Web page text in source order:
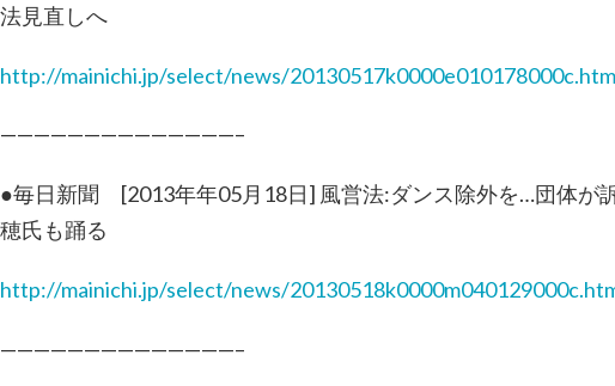
法見直しへ
http://mainichi.jp/select/news/
——————————————–
●毎日新聞 [2013年年05月18日] 風営法:ダンス除外を…団体
穂氏も踊る
http://mainichi.jp/select/news/
——————————————–